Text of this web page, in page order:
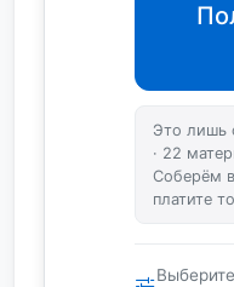
Это лишь
· 22
Соберём
платите